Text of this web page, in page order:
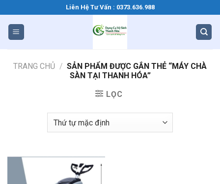
qua
dung
Liên Hệ Tư Vấn : 0373.636.988
TRANG CHỦ / SẢN PHẨM ĐƯỢC GẮN THẺ “MÁY CHÀ
SÀN TẠI THANH HÓA”
LỌC